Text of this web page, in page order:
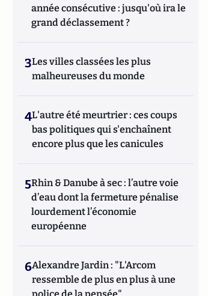
année consécutive : jusqu'où ira le
grand déclassement ?
3Les villes classées les plus
malheureuses du monde
4L'autre été meurtrier : ces coups
bas politiques qui s'enchaînent
encore plus que les canicules
5Rhin & Danube à sec : l’autre voie
d’eau dont la fermeture pénalise
lourdement l’économie
européenne
6Alexandre Jardin : "L'Arcom
ressemble de plus en plus à une